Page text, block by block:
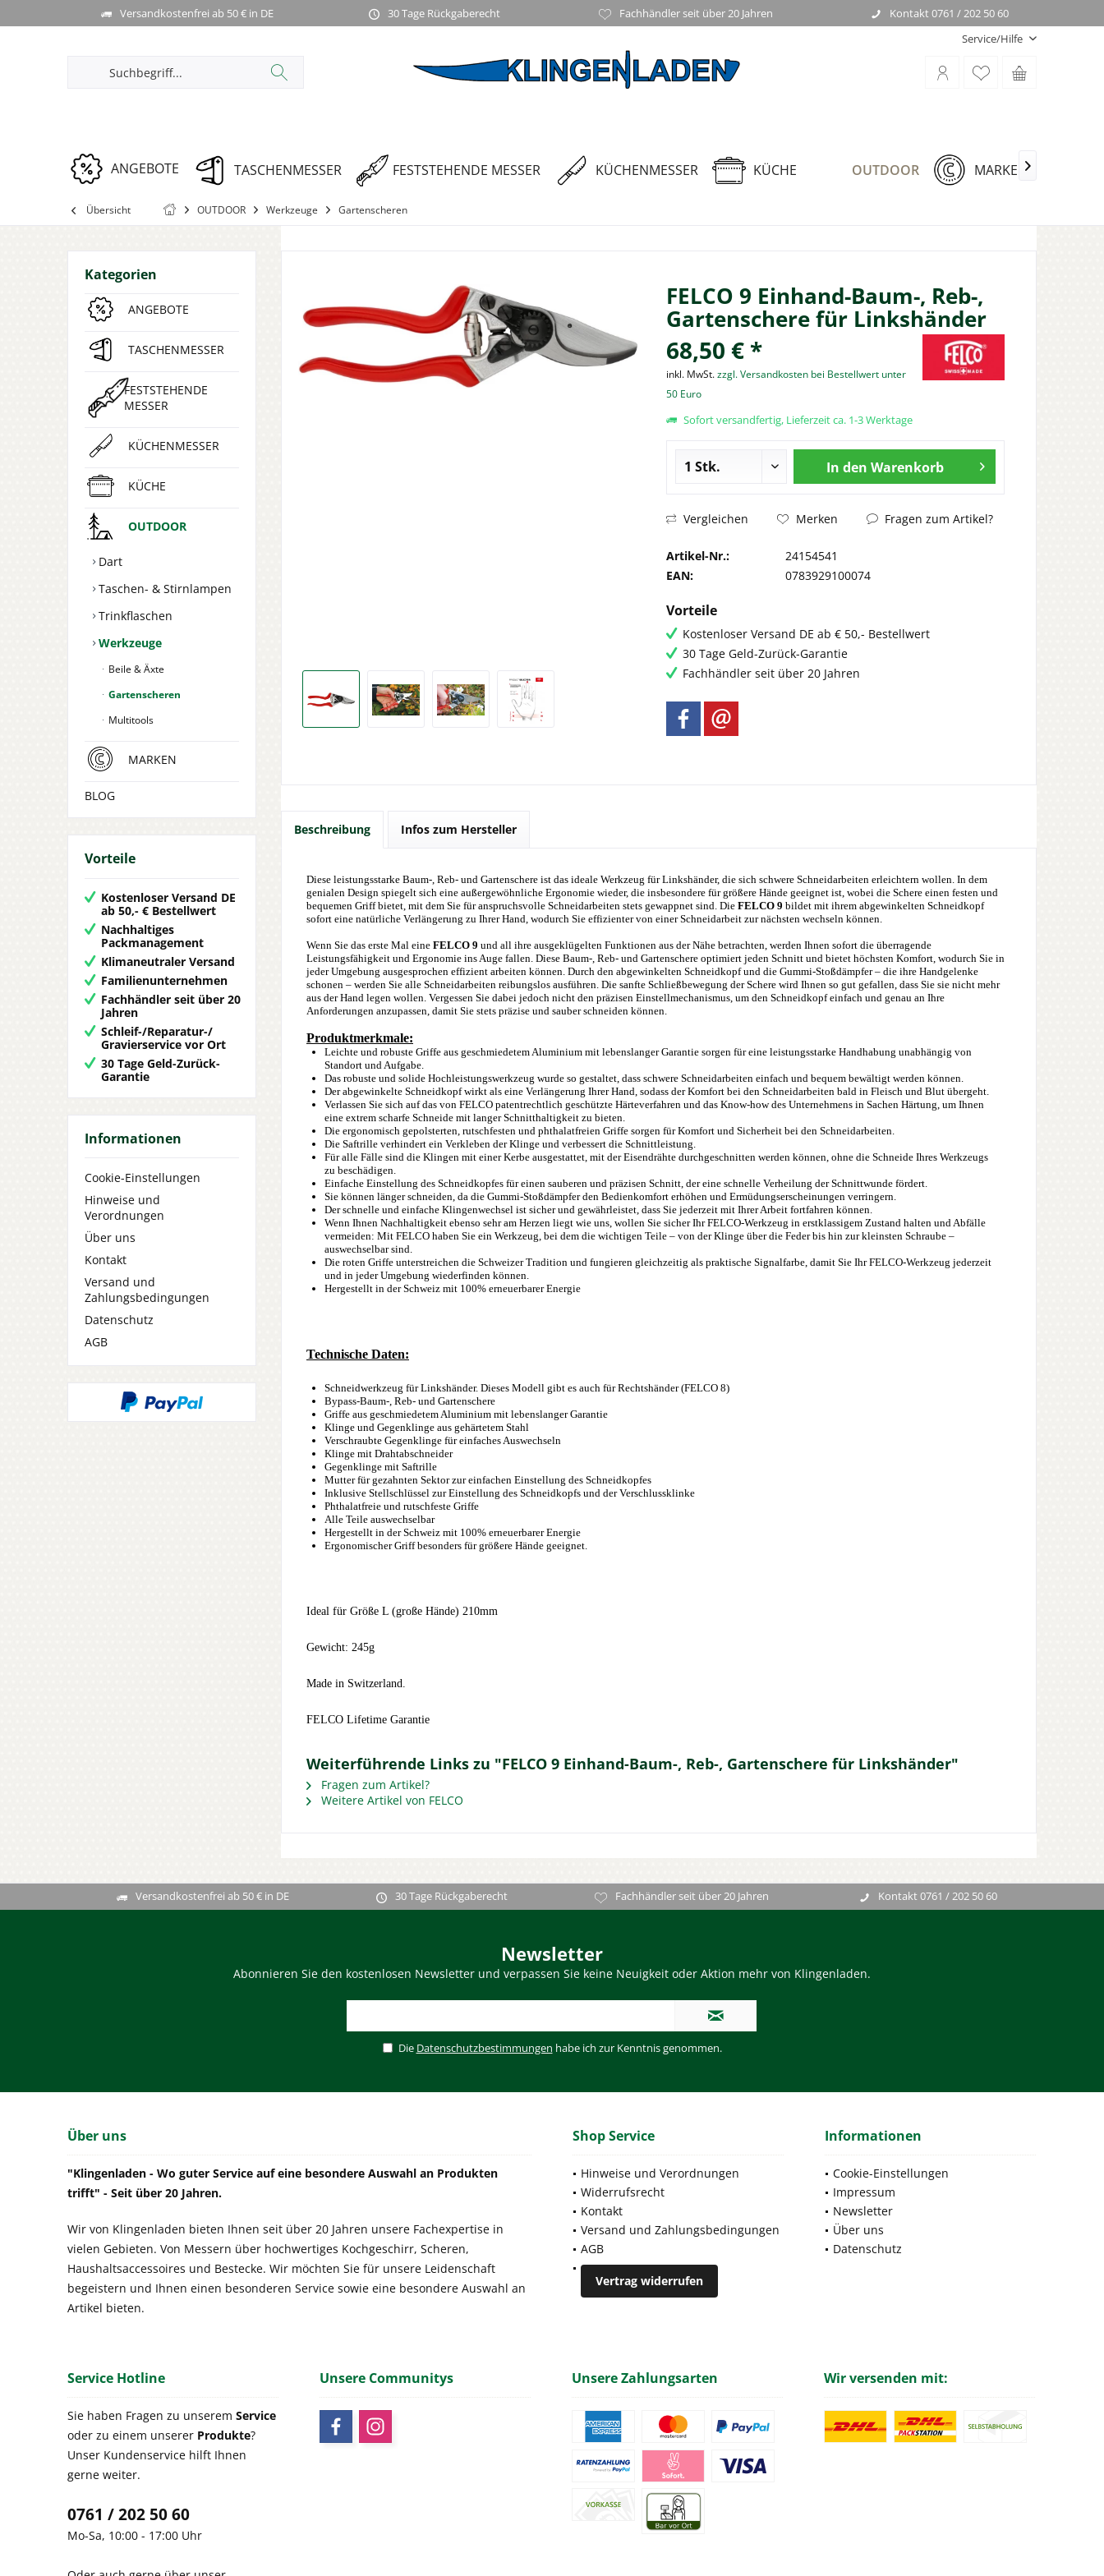
Versandkostenfrei ab 50 € in DE 30 Tage Rückgaberecht Fachhändler seit über 20 Jahren
Kontakt 0761 / 202 50 60
Service/Hilfe
ANGEBOTE TASCHENMESSER FESTSTEHENDE MESSER KÜCHENMESSER KÜCHE OUTDOOR MARKEN
Übersicht OUTDOOR Werkzeuge Gartenscheren
Kategorien
ANGEBOTE
TASCHENMESSER
FESTSTEHENDE
MESSER
KÜCHENMESSER
KÜCHE
OUTDOOR
Dart
Taschen- & Stirnlampen
Trinkflaschen
Werkzeuge
Beile & Äxte
Gartenscheren
Multitools
MARKEN
BLOG
Vorteile
Kostenloser Versand DE
ab 50,- € Bestellwert
Nachhaltiges
Packmanagement
Klimaneutraler Versand
Familienunternehmen
Fachhändler seit über 20
Jahren
Schleif-/Reparatur-/
Gravierservice vor Ort
30 Tage Geld-Zurück-
Garantie
Informationen
Cookie-Einstellungen
Hinweise und
Verordnungen
Über uns
Kontakt
Versand und
Zahlungsbedingungen
Datenschutz
AGB
FELCO 9 Einhand-Baum-, Reb-,
Gartenschere für Linkshänder
68,50 € *
inkl. MwSt.zzgl. Versandkosten bei Bestellwert unter
50 Euro
Sofort versandfertig, Lieferzeit ca. 1-3 Werktage
In den Warenkorb
Vergleichen Merken Fragen zum Artikel?
Artikel-Nr.:
24154541
EAN:
0783929100074
Vorteile
Kostenloser Versand DE ab € 50,- Bestellwert
30 Tage Geld-Zurück-Garantie
Fachhändler seit über 20 Jahren
Beschreibung Infos zum Hersteller
Diese leistungsstarke Baum-, Reb- und Gartenschere ist das ideale Werkzeug für Linkshänder, die sich schwere Schneidarbeiten erleichtern wollen. In dem
genialen Design spiegelt sich eine außergewöhnliche Ergonomie wieder, die insbesondere für größere Hände geeignet ist, wobei die Schere einen festen und
bequemen Griff bietet, mit dem Sie für anspruchsvolle Schneidarbeiten stets gewappnet sind. Die FELCO 9 bildet mit ihrem abgewinkelten Schneidkopf
sofort eine natürliche Verlängerung zu Ihrer Hand, wodurch Sie effizienter von einer Schneidarbeit zur nächsten wechseln können.
Wenn Sie das erste Mal eine FELCO 9 und all ihre ausgeklügelten Funktionen aus der Nähe betrachten, werden Ihnen sofort die überragende
Leistungsfähigkeit und Ergonomie ins Auge fallen. Diese Baum-, Reb- und Gartenschere optimiert jeden Schnitt und bietet höchsten Komfort, wodurch Sie in
jeder Umgebung ausgesprochen effizient arbeiten können. Durch den abgewinkelten Schneidkopf und die Gummi-Stoßdämpfer – die ihre Handgelenke
schonen – werden Sie alle Schneidarbeiten reibungslos ausführen. Die sanfte Schließbewegung der Schere wird Ihnen so gut gefallen, dass Sie sie nicht mehr
aus der Hand legen wollen. Vergessen Sie dabei jedoch nicht den präzisen Einstellmechanismus, um den Schneidkopf einfach und genau an Ihre
Anforderungen anzupassen, damit Sie stets präzise und sauber schneiden können.
Produktmerkmale:
Leichte und robuste Griffe aus geschmiedetem Aluminium mit lebenslanger Garantie sorgen für eine leistungsstarke Handhabung unabhängig von
Standort und Aufgabe.
Das robuste und solide Hochleistungswerkzeug wurde so gestaltet, dass schwere Schneidarbeiten einfach und bequem bewältigt werden können.
Der abgewinkelte Schneidkopf wirkt als eine Verlängerung Ihrer Hand, sodass der Komfort bei den Schneidarbeiten bald in Fleisch und Blut übergeht.
Verlassen Sie sich auf das von FELCO patentrechtlich geschützte Härteverfahren und das Know-how des Unternehmens in Sachen Härtung, um Ihnen
eine extrem scharfe Schneide mit langer Schnitthaltigkeit zu bieten.
Die ergonomisch gepolsterten, rutschfesten und phthalatfreien Griffe sorgen für Komfort und Sicherheit bei den Schneidarbeiten.
Die Saftrille verhindert ein Verkleben der Klinge und verbessert die Schnittleistung.
Für alle Fälle sind die Klingen mit einer Kerbe ausgestattet, mit der Eisendrähte durchgeschnitten werden können, ohne die Schneide Ihres Werkzeugs
zu beschädigen.
Einfache Einstellung des Schneidkopfes für einen sauberen und präzisen Schnitt, der eine schnelle Verheilung der Schnittwunde fördert.
Sie können länger schneiden, da die Gummi-Stoßdämpfer den Bedienkomfort erhöhen und Ermüdungserscheinungen verringern.
Der schnelle und einfache Klingenwechsel ist sicher und gewährleistet, dass Sie jederzeit mit Ihrer Arbeit fortfahren können.
Wenn Ihnen Nachhaltigkeit ebenso sehr am Herzen liegt wie uns, wollen Sie sicher Ihr FELCO-Werkzeug in erstklassigem Zustand halten und Abfälle
vermeiden: Mit FELCO haben Sie ein Werkzeug, bei dem die wichtigen Teile – von der Klinge über die Feder bis hin zur kleinsten Schraube –
auswechselbar sind.
Die roten Griffe unterstreichen die Schweizer Tradition und fungieren gleichzeitig als praktische Signalfarbe, damit Sie Ihr FELCO-Werkzeug jederzeit
und in jeder Umgebung wiederfinden können.
Hergestellt in der Schweiz mit 100% erneuerbarer Energie
Technische Daten:
Schneidwerkzeug für Linkshänder. Dieses Modell gibt es auch für Rechtshänder (FELCO 8)
Bypass-Baum-, Reb- und Gartenschere
Griffe aus geschmiedetem Aluminium mit lebenslanger Garantie
Klinge und Gegenklinge aus gehärtetem Stahl
Verschraubte Gegenklinge für einfaches Auswechseln
Klinge mit Drahtabschneider
Gegenklinge mit Saftrille
Mutter für gezahnten Sektor zur einfachen Einstellung des Schneidkopfes
Inklusive Stellschlüssel zur Einstellung des Schneidkopfs und der Verschlussklinke
Phthalatfreie und rutschfeste Griffe
Alle Teile auswechselbar
Hergestellt in der Schweiz mit 100% erneuerbarer Energie
Ergonomischer Griff besonders für größere Hände geeignet.
Ideal für Größe L (große Hände) 210mm
Gewicht: 245g
Made in Switzerland.
FELCO Lifetime Garantie
Weiterführende Links zu "FELCO 9 Einhand-Baum-, Reb-, Gartenschere für Linkshänder"
Fragen zum Artikel?
Weitere Artikel von FELCO
Versandkostenfrei ab 50 € in DE 30 Tage Rückgaberecht Fachhändler seit über 20 Jahren Kontakt 0761 / 202 50 60
Newsletter
Abonnieren Sie den kostenlosen Newsletter und verpassen Sie keine Neuigkeit oder Aktion mehr von Klingenladen.
Die Datenschutzbestimmungen habe ich zur Kenntnis genommen.
Über uns
"Klingenladen - Wo guter Service auf eine besondere Auswahl an Produkten
trifft" - Seit über 20 Jahren.
Wir von Klingenladen bieten Ihnen seit über 20 Jahren unsere Fachexpertise in
vielen Gebieten. Von Messern über hochwertiges Kochgeschirr, Scheren,
Haushaltsaccessoires und Bestecke. Wir möchten Sie für unsere Leidenschaft
begeistern und Ihnen einen besonderen Service sowie eine besondere Auswahl an
Artikel bieten.
Shop Service
Hinweise und Verordnungen
Widerrufsrecht
Kontakt
Versand und Zahlungsbedingungen
AGB
Vertrag widerrufen
Informationen
Cookie-Einstellungen
Impressum
Newsletter
Über uns
Datenschutz
Service Hotline
Sie haben Fragen zu unserem Service
oder zu einem unserer Produkte?
Unser Kundenservice hilft Ihnen
gerne weiter.
0761 / 202 50 60
Mo-Sa, 10:00 - 17:00 Uhr
Unsere Communitys Unsere Zahlungsarten Wir versenden mit: